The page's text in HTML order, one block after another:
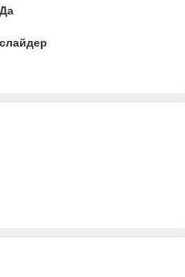
Да
слайдер